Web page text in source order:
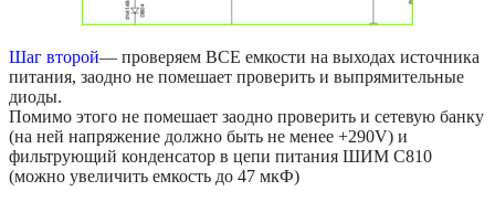
Шаг второй— проверяем ВСЕ емкости на выходах источника
питания, заодно не помешает проверить и выпрямительные
диоды.
Помимо этого не помешает заодно проверить и сетевую банку
(на ней напряжение должно быть не менее +290V) и
фильтрующий конденсатор в цепи питания ШИМ C810
(можно увеличить емкость до 47 мкФ)